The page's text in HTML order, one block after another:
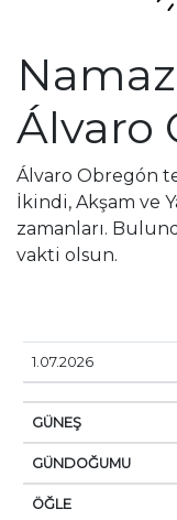
Álvaro
Álvaro Obregón
İkindi, Akşam ve
zamanları.
vakti olsun.
TARIHI
1.07.2026